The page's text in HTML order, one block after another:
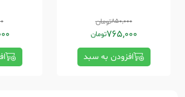
850,000تومان
765,000تومان
افزودن به سبد